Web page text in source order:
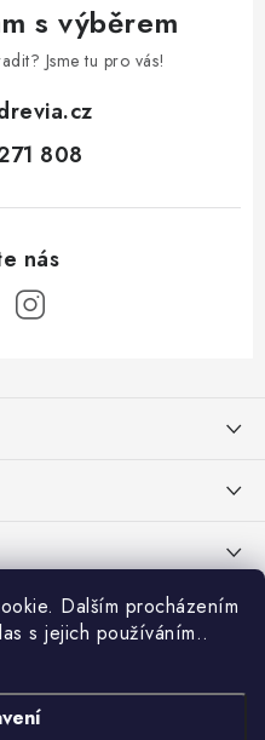
Dalším procházením
s jejich používáním..
s výběrem
Jsme tu pro vás!
808